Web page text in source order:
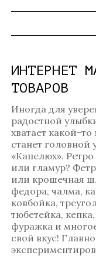
ИНТЕРНЕТ
ТОВАРОВ
Иногда для
радостной
хватает какой-
станет головной
«Капелюх».
или гламур?
или крошечная
федора, чалма,
ковбойка,
тюбетейка,
фуражка и
свой вкус!